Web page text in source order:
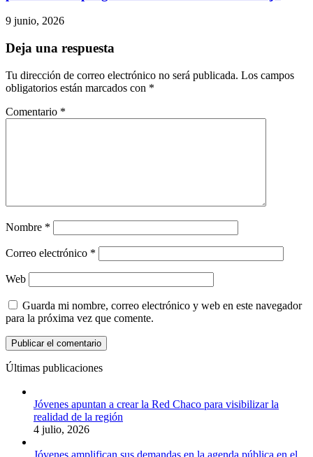
9 junio, 2026
Deja una respuesta
Tu dirección de correo electrónico no será publicada. Los campos
obligatorios están marcados con *
Comentario *
Nombre *
Correo electrónico *
Web
Guarda mi nombre, correo electrónico y web en este navegador
para la próxima vez que comente.
Últimas publicaciones
Jóvenes apuntan a crear la Red Chaco para visibilizar la
realidad de la región
4 julio, 2026
Jóvenes amplifican sus demandas en la agenda pública en el